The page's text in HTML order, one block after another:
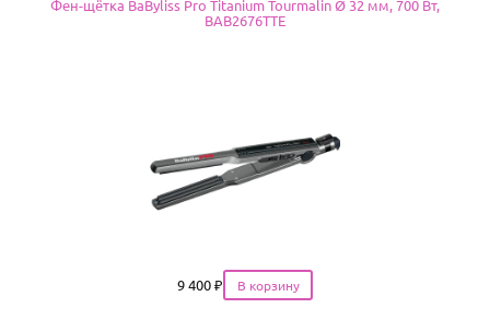
Фен-щётка BaByliss Pro Titanium Tourmalin Ø 32 мм, 700 Вт,
BAB2676TTE
Цена
9 400 ₽